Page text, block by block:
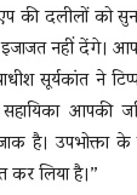
की दलीलों
नहीं देंगे।
सूर्यकांत ने
आपकी
है। उपभोक्ता
कर लिया है।”